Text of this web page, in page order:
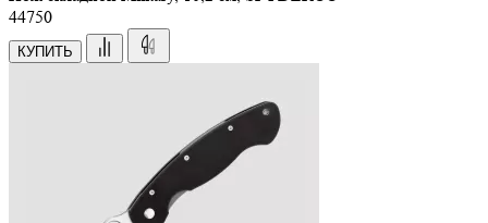
44750
КУПИТЬ